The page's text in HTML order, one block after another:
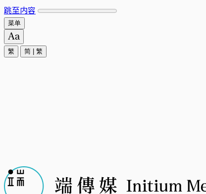
跳至内容
菜单
繁 简 繁